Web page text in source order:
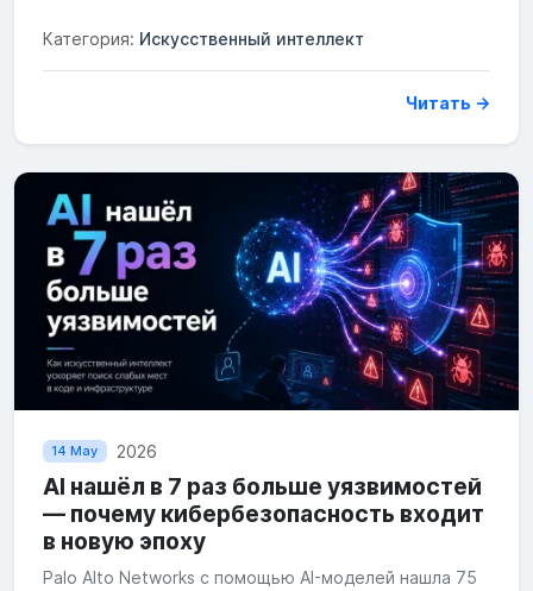
Категория: Искусственный интеллект
Читать →
14 May 2026
AI нашёл в 7 раз больше уязвимостей
— почему кибербезопасность входит
в новую эпоху
Palo Alto Networks с помощью AI-моделей нашла 75